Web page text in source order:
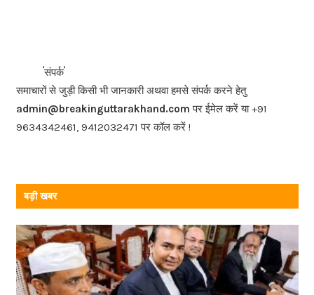
b
o
o
k
संपर्क
समाचारों से जुड़ी किसी भी जानकारी अथवा हमसे संपर्क करने हेतु
admin@breakinguttarakhand.com पर ईमेल करें या +91
9634342461, 9412032471 पर कॉल करें !
बड़ी खबर